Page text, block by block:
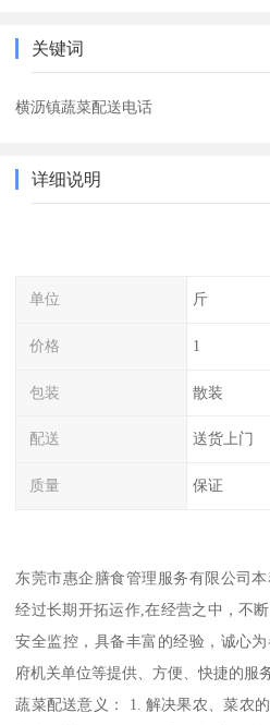
关键词
横沥镇蔬菜配送电话
详细说明
单位 斤
价格 1
包装 散装
配送 送货上门
质量 保证
东莞市惠企膳食管理服务有限公司
经过长期开拓运作,在经营之中，不
安全监控，具备丰富的经验，诚心
府机关单位等提供、方便、快捷的服务
蔬菜配送意义： 1. 解决果农、菜农